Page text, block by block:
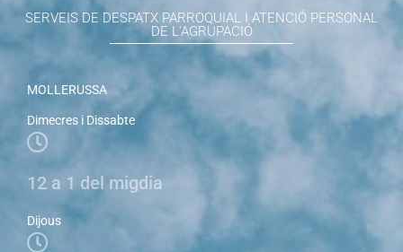
SERVEIS DE DESPATX PARROQUIAL I ATENCIÓ PERSONAL
DE L'AGRUPACIÓ
MOLLERUSSA
Dimecres i Dissabte
12 a 1 del migdia
Dijous